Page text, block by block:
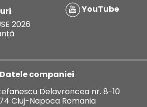
2026
YouTube
Datele companiei
Delavrancea nr. 8-10
Cluj-Napoca Romania